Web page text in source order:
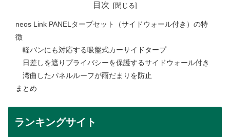
目次
neos Link PANELタープセット（サイドウォール付き）の特
徴
軽バンにも対応する吸盤式カーサイドタープ
日差しを遮りプライバシーを保護するサイドウォール付き
湾曲したパネルルーフが雨だまりを防止
まとめ
ランキングサイト